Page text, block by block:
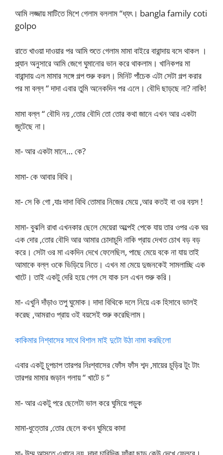
আমি লজ্জায় মাটিতে মিশে গেলাম বললাম “ধ্যৎ। bangla family coti
golpo
রাতে খাওয়া দাওয়ার পর আমি শুতে গেলাম মামা বাইরে বারান্দায় বসে থাকল ।
প্ল্যান অনুসারে আমি জেগে ঘুমানোর ভান করে থাকলাম। খানিকপর মা
বারান্দায় এল মামার সঙ্গে গল্প শুরু করল। মিনিট পাঁচেক এটা সেটা গল্প করার
পর মা বল্ল “ দাদা এবার তুমি অনেকদিন পর এলে। বৌদি ছাড়ছে না? নাকি!
মামা বল্ল “ বৌদি নয় ,তোর বৌদি তো তোর কথা জানে এখন আর একটা
জুটেছে না।
মা- আর একটা মানে… কে?
মামা- কে আবার বিথি।
মা- সে কি গো ,যাঃ দাদা বিথি তোমার নিজের মেয়ে ,আর কতই বা ওর বয়স !
মামা- বুঝলি রাধা এখনকার ছেলে মেয়েরা অল্পেই পেকে যায় তার ওপর এক ঘর
এক দোর ,তোর বৌদি আর আমার চোদাচুদি নাকি প্রায় দেখত চোখ বড় বড়
করে। সেটা ওর মা একদিন দেখে ফেলেছিল, পাছে মেয়ে বকে না যায় তাই
আমাকে বল্ল ওকে ভিড়িয়ে নিতে। এখন মা মেয়ে দুজনকেই সামলাচ্ছি এক
খাটে। তাই একটু দেরি হয়ে গেল সে যাক চল এখন শুরু করি।
মা- এখুনি দাঁড়াও তপু ঘুমোক। দাদা বিথিকে দলে নিয়ে এক হিসাবে ভালই
করেছ ,আমরাও প্রায় ওই বয়সেই শুরু করেছিলাম।
কাকিমার নিশ্বাসের সাথে বিশাল মাই দুটো উঠা নামা করছিলো
এবার একটু চুপচাপ তারপর নিঃশ্বাসের ফোঁস ফাঁস শব্দ ,মায়ের চুড়ির টুং টাং
তারপর মামার জড়ান গলায় “ খাটে চ “
মা- আর একটু পরে ছেলেটা ভাল করে ঘুমিয়ে পড়ুক
মামা-ধুত্তোর ,তোর ছেলে কখন ঘুমিয়ে কাদা